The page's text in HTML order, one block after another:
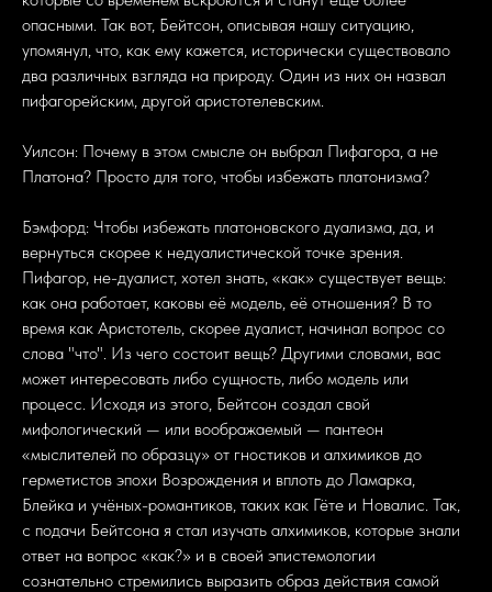
опасными. Так вот, Бейтсон, описывая нашу ситуацию,
упомянул, что, как ему кажется, исторически существовало
два различных взгляда на природу. Один из них он назвал
пифагорейским, другой аристотелевским.
Уилсон: Почему в этом смысле он выбрал Пифагора, а не
Платона? Просто для того, чтобы избежать платонизма?
Бэмфорд: Чтобы избежать платоновского дуализма, да, и
вернуться скорее к недуалистической точке зрения.
Пифагор, не-дуалист, хотел знать, «как» существует вещь:
как она работает, каковы её модель, её отношения? В то
время как Аристотель, скорее дуалист, начинал вопрос со
слова "что". Из чего состоит вещь? Другими словами, вас
может интересовать либо сущность, либо модель или
процесс. Исходя из этого, Бейтсон создал свой
мифологический — или воображаемый — пантеон
«мыслителей по образцу» от гностиков и алхимиков до
герметистов эпохи Возрождения и вплоть до Ламарка,
Блейка и учёных-романтиков, таких как Гёте и Новалис. Так,
с подачи Бейтсона я стал изучать алхимиков, которые знали
ответ на вопрос «как?» и в своей эпистемологии
сознательно стремились выразить образ действия самой